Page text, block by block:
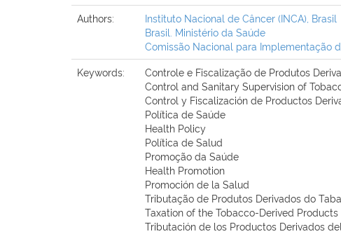
Authors:
Instituto Nacional de Câncer (INCA), Brasil
Brasil. Ministério da Saúde
Comissão Nacional para Implementação
Keywords:
Controle e Fiscalização de Produtos
Control and Sanitary Supervision of
Control y Fiscalización de Productos
Política de Saúde
Health Policy
Política de Salud
Promoção da Saúde
Health Promotion
Promoción de la Salud
Tributação de Produtos Derivados do
Taxation of the Tobacco-Derived Products
Tributación de los Productos Derivados